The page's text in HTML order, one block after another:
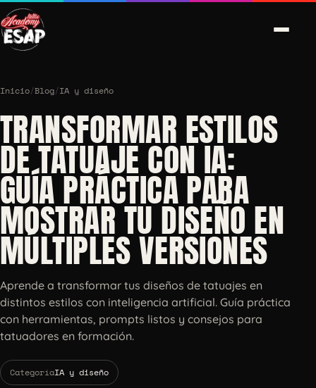
Inicio/Blog/IA y diseño
TRANSFORMAR ESTILOS
DE TATUAJE CON IA:
GUÍA PRÁCTICA PARA
MOSTRAR TU DISEÑO EN
MÚLTIPLES VERSIONES
Aprende a transformar tus diseños de tatuajes en
distintos estilos con inteligencia artificial. Guía práctica
con herramientas, prompts listos y consejos para
tatuadores en formación.
CategoríaIA y diseño